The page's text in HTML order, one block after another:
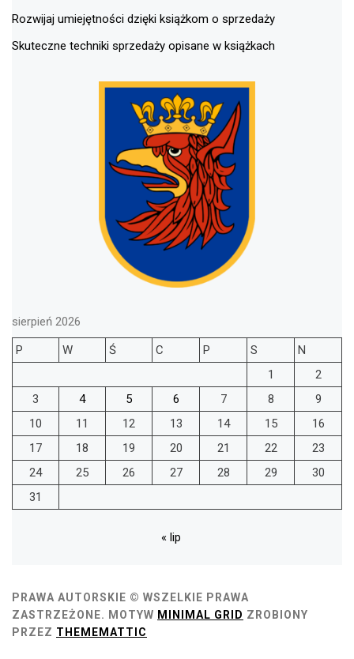
Rozwijaj umiejętności dzięki książkom o sprzedaży
Skuteczne techniki sprzedaży opisane w książkach
sierpień 2026
P
W Ś C P S
N
1
2
3
4 5 6 7 8
9
10
11 12 13 14 15
16
17
18 19 20 21 22
23
24
25 26 27 28 29
30
31
« lip
PRAWA AUTORSKIE © WSZELKIE PRAWA
ZASTRZEŻONE. MOTYW MINIMAL GRID ZROBIONY
PRZEZ THEMEMATTIC